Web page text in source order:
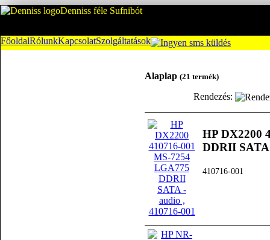
Denniss féle Sufnibót
FőoldalRólunkKapcsolatSzolgáltatások
Alaplap (21 termék)
Rendezés:
HP DX2200
DDRII
410716-001